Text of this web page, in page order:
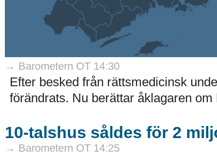
→ Barometern OT 14:30
Efter besked från rättsmedicinsk
förändrats. Nu berättar åklagaren
10-talshus såldes för 2
→ Barometern OT 14:25